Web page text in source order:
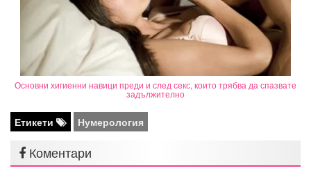
Основни хигиенни навици преди и след секс, които трябва да спазвате
задължително
Етикети Нумерология
Коментари